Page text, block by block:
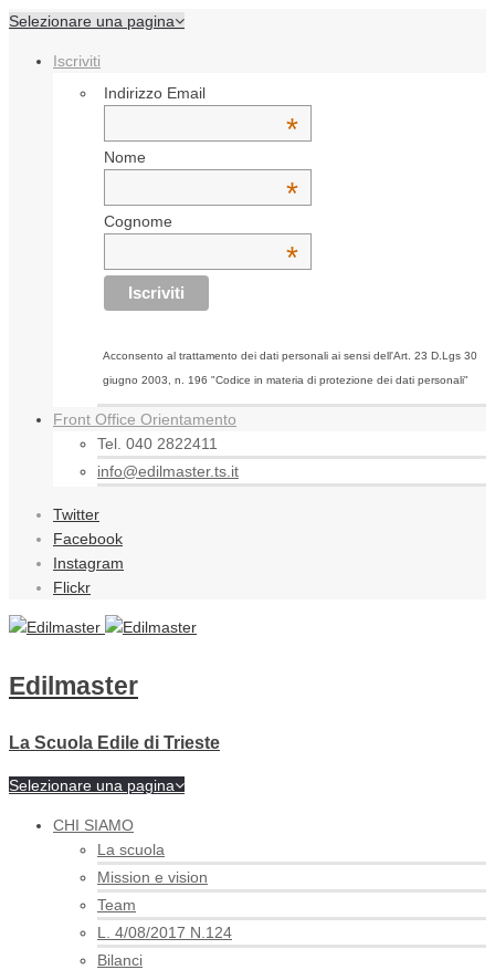
Selezionare una pagina
Iscriviti
Indirizzo Email
*
Nome
*
Cognome
*
Acconsento al trattamento dei dati personali ai sensi dell'Art. 23 D.Lgs 30
giugno 2003, n. 196 "Codice in materia di protezione dei dati personali"
Front Office Orientamento
Tel. 040 2822411
info@edilmaster.ts.it
Twitter
Facebook
Instagram
Flickr
Edilmaster
La Scuola Edile di Trieste
Selezionare una pagina
CHI SIAMO
La scuola
Mission e vision
Team
L. 4/08/2017 N.124
Bilanci